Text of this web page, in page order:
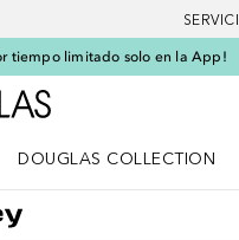
tiempo limitado solo en la App!
A Douglas Home
DOUGLAS COLLECTION